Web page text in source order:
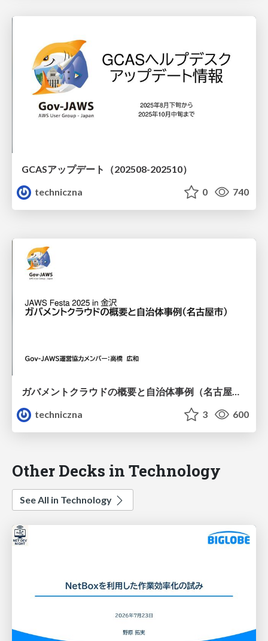
GCASアップデート（202508-202510）
techniczna
0 740
ガバメントクラウドの概要と自治体事例（名古屋市）
techniczna
3 600
Other Decks in Technology
See All in Technology